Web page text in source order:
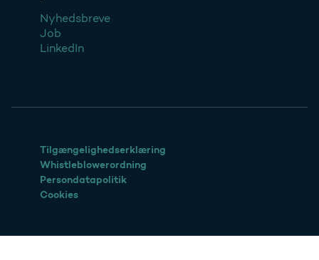
Nyhedsbreve
Job
LinkedIn
Tilgængelighedserklæring
Whistleblowerordning
Persondatapolitik
Cookies